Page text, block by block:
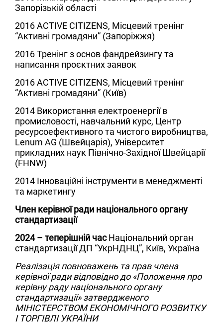
Запорізькій області
2016ACTIVE CITIZENS, Місцевий тренінг
“Активні громадяни” (Запоріжжя)
2016Тренінг з основ фандрейзингу та
написання проєктних заявок
2016ACTIVE CITIZENS, Місцевий тренінг
“Активні громадяни” (Київ)
2014 Використання електроенергії в
промисловості, навчальний курс, Центр
ресурсоефективного та чистого виробництва,
Lenum AG (Швейцарія), Університет
прикладних наук Північно-Західної Швейцарії
(FHNW)
2014 Інноваційні інструменти в менеджменті
та маркетингу
Член керівної ради національного органу
стандартизації
2024 – теперішній часНаціональний орган
стандартизації ДП “УкрНДНЦ”, Київ, Україна
Реалізація повноважень та прав члена
керівної ради відповідно до «Положення про
керівну раду національного органу
стандартизації» затвердженого
МІНІСТЕРСТВОМ ЕКОНОМІЧНОГО РОЗВИТКУ
І ТОРГІВЛІ УКРАЇНИ